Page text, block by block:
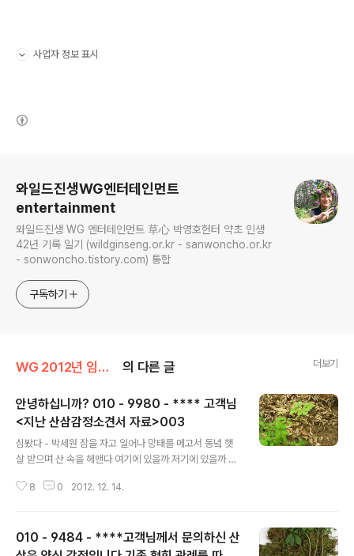
사업자 정보 표시
와일드진생WG엔터테인먼트
entertainment
와일드진생 WG 엔터테인먼트 草心 박영호헌터 약초 인생
42년 기록 일기 (wildginseng.or.kr - sanwoncho.or.kr
- sonwoncho.tistory.com) 통합
구독하기
WG 2012년 임진년 기록 의 다른 글 더보기
안녕하십니까? 010 - 9980 - **** 고객님
<지난 산삼감정소견서 자료>003
심봤다 - 박세원 잠을 자고 일어나 망태를 메고서 동녘 햇
살 받으며 산 속을 헤맨다 여기에 있을까 저기에 있을까 한
가야지 심봤다 심봤어 얼씨구 좋구나 지화자 좋을시구 신
으며 산 속을 헤맨다 여기에 있을까 저기에 있을까 한 뿌리
8 0 2012. 12. 14.
010 - 9484 - ****고객님께서 문의하신 산